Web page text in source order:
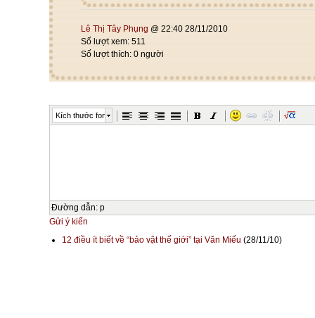
Lê Thị Tây Phụng @ 22:40 28/11/2010
Số lượt xem: 511
Số lượt thích: 0 người
Kích thước font
Đường dẫn: p
Gửi ý kiến
12 điều ít biết về “bảo vật thế giới” tại Văn Miếu (28/11/10)